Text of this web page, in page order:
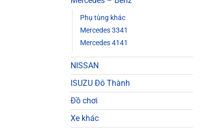
Phụ tùng khác
Mercedes 3341
Mercedes 4141
NISSAN
ISUZU Đô Thành
Đồ chơi
Xe khác